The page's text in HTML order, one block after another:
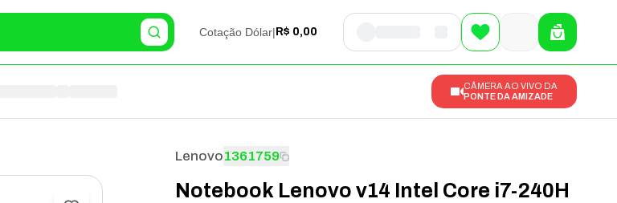
Cotação Dólar| R$ 0,00
CÂMERA AO VIVO DA
PONTE DA AMIZADE
Lenovo1361759
Notebook Lenovo v14 Intel Core i7-240H